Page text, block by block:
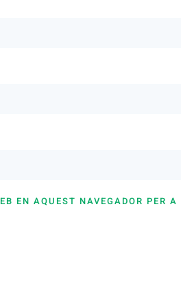
EN AQUEST NAVEGADOR PER